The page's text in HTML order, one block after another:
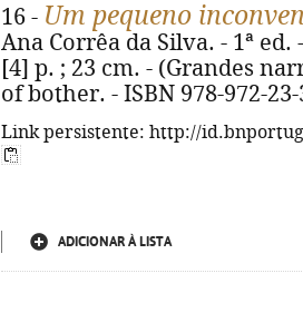
16 - Um pequeno
Ana Corrêa da Silva. - 1ª ed.
[4] p. ; 23 cm. - (Grandes
of bother. - ISBN 978-972-23-
Link persistente: http://
ADICIONAR À LISTA